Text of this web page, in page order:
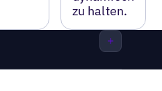
zu halten.